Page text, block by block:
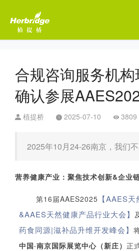
合规咨询服务机
确认参展
植提桥 2025-07-10 3809
2025年10月24-26南京，我们
营养健康产业：聚焦技术创新&企业
第16届AAES2025 【AAES
&AAES天然健康产品行业大会】
药食同源|滋补品升维开发峰会】
中国·南京国际展览中心（新庄） 正